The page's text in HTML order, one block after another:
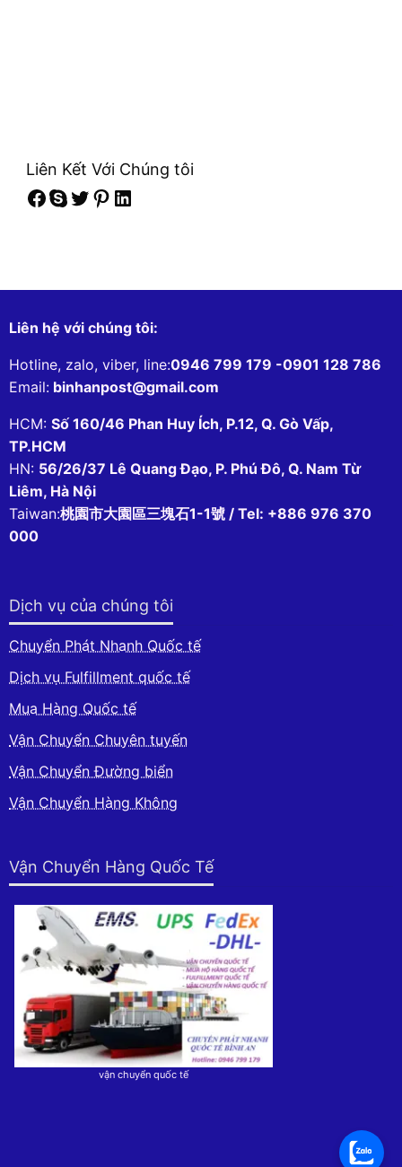
Liên Kết Với Chúng tôi
Facebook
Skype
Twitter
Pinterest
LinkedIn
Liên hệ với chúng tôi:
Hotline, zalo, viber, line:0946 799 179 -0901 128 786
Email: binhanpost@gmail.com
HCM: Số 160/46 Phan Huy Ích, P.12, Q. Gò Vấp,
TP.HCM
HN: 56/26/37 Lê Quang Đạo, P. Phú Đô, Q. Nam Từ
Liêm, Hà Nội
Taiwan:桃園市大園區三塊石1-1號 / Tel: +886 976 370
000
Dịch vụ của chúng tôi
Chuyển Phát Nhanh Quốc tế
Dịch vụ Fulfillment quốc tế
Mua Hàng Quốc tế
Vận Chuyển Chuyên tuyến
Vận Chuyển Đường biển
Vận Chuyển Hàng Không
Vận Chuyển Hàng Quốc Tế
vận chuyển quốc tế